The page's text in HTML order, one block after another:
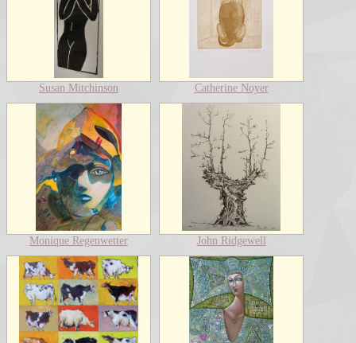
Susan Mitchinson Catherine Noyer
Monique Regenwetter John Ridgewell